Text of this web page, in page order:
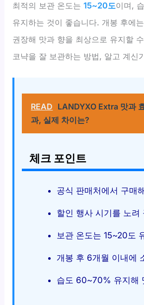
최적의 보관 온도는15~20도이며,
유지하는 것이 좋습니다. 개봉 후에
권장해 맛과 향을 최상으로 유지할
코냑을 잘 보관하는 방법, 알고 계신
READ LANDYXO Extra 맛과
과, 실제 차이는?
체크 포인트
공식 판매처에서 구매
할인 행사 시기를 노려
보관 온도는 15~20도
개봉 후 6개월 이내에
습도 60~70% 유지해